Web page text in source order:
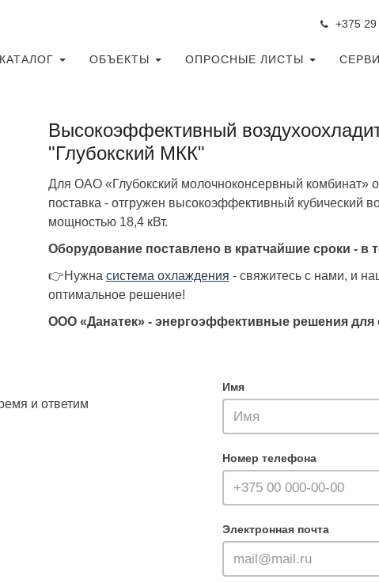
+375
КАТАЛОГ ОБЪЕКТЫ ОПРОСНЫЕ ЛИСТЫ
Высокоэффективный
"Глубокский МКК"
Для ОАО «Глубокский молочноконсервный комбинат»
поставка - отгружен высокоэффективный кубический
мощностью 18,4 кВт.
Оборудование поставлено в кратчайшие сроки - в
👉Нужна система охлаждения - свяжитесь с нами, и
оптимальное решение!
ООО «Данатек» - энергоэффективные решения для
и ответим
Имя
Номер телефона
Электронная почта